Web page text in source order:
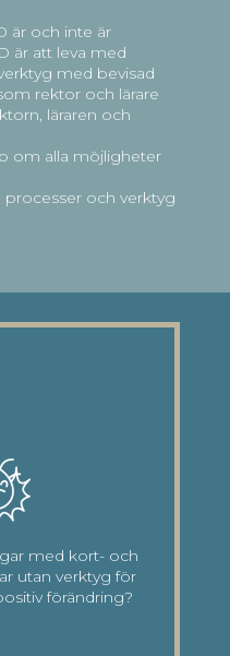
är och inte är
är att leva med
med bevisad
rektor och lärare
läraren och
om alla möjligheter
och verktyg
med kort- och
utan verktyg för
förändring?